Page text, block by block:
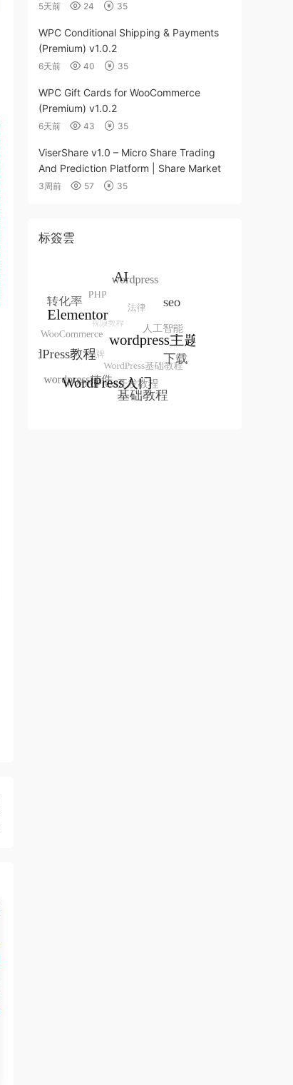
5天前 24 35
WPC Conditional Shipping & Payments
(Premium) v1.0.2
6天前 40 35
WPC Gift Cards for WooCommerce
(Premium) v1.0.2
6天前 43 35
ViserShare v1.0 – Micro Share Trading
And Prediction Platform | Share Market
3周前 57 35
标簽雲